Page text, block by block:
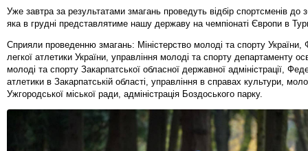
Уже завтра за результатами змагань проведуть відбір спортсменів до
яка в грудні представлятиме нашу державу на чемпіонаті Європи в
Сприяли проведенню змагань: Міністерство молоді та спорту України,
легкої атлетики України, управління молоді та спорту департаменту
молоді та спорту Закарпатської обласної державної адміністрації,
атлетики в Закарпатській області, управління в справах культури,
Ужгородської міської ради, адміністрація Боздоського парку.